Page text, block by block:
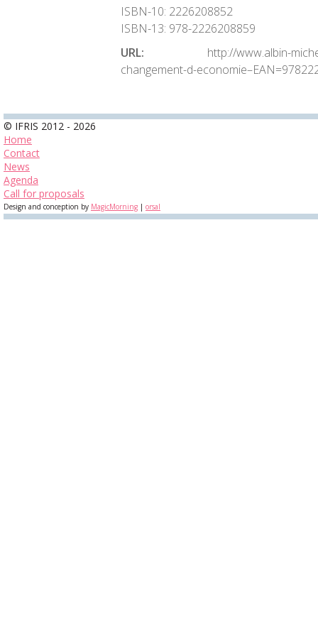
ISBN-10: 2226208852
ISBN-13: 978-2226208859
URL: http://www.albin-michel.fr/
changement-d-
© IFRIS 2012 - 2026
Home
Contact
News
Agenda
Call for proposals
Design and conception by MagicMorning | orsal